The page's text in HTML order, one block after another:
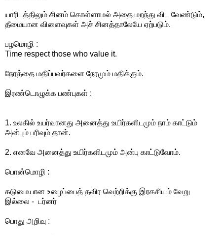
யாரிடத்திலும் சினம் கொள்ளாமல் அதை மறந்து விட வேண்டும்,
தீமையான விளைவுகள் அச் சினத்தாலேயே ஏற்படும்.
பழமொழி :
Time respect those who value it.
நேரத்தை மதிப்பவர்களை நேரமும் மதிக்கும்.
இரண்டொழுக்க பண்புகள் :
1. உலகில் உயர்வானது அனைத்து உயிர்களிடமும் நாம் காட்டும்
அன்பும் பரிவும் தான்.
2. எனவே அனைத்து உயிர்களிடமும் அன்பு காட்டுவோம்.
பொன்மொழி :
கடுமையான உழைப்பைத் தவிர வெற்றிக்கு இரகசியம் வேறு
இல்லை - டர்னர்
பொது அறிவு :